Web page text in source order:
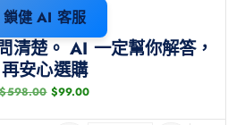
鎖健 AI 客服
清楚。 AI 一定幫你解答，
再安心選購
$598.00 $99.00